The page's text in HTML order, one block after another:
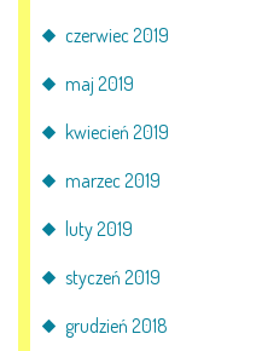
czerwiec 2019
maj 2019
kwiecień 2019
marzec 2019
luty 2019
styczeń 2019
grudzień 2018